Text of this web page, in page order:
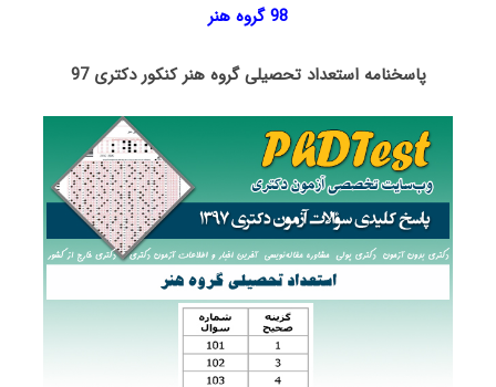
98 گروه هنر
پاسخنامه استعداد تحصیلی گروه هنر کنکور دکتری 97